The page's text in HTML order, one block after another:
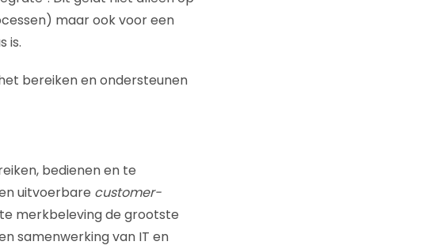
maar ook voor een
is.
bereiken en ondersteunen
bedienen en te
uitvoerbare customer-
merkbeleving de grootste
samenwerking van IT en